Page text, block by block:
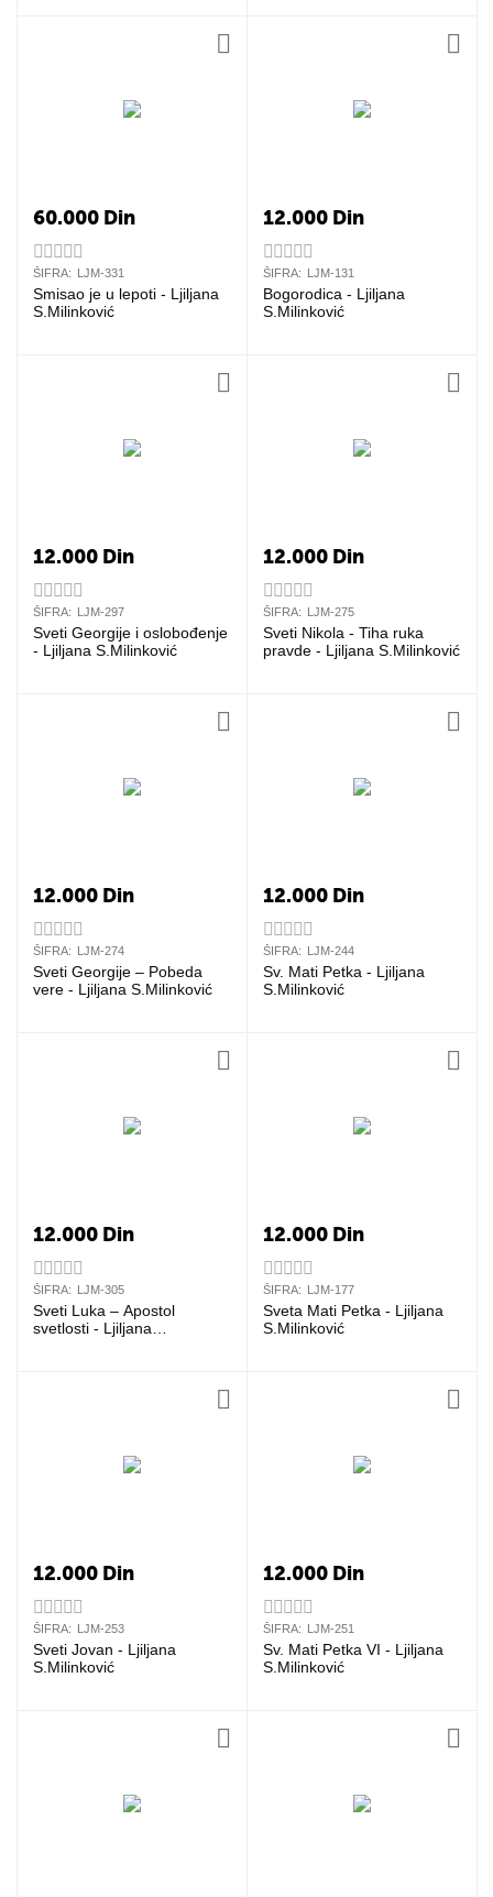
60.000 Din
ŠIFRA: LJM-331
Smisao je u lepoti - Ljiljana
S.Milinković
12.000 Din
ŠIFRA: LJM-131
Bogorodica - Ljiljana
S.Milinković
12.000 Din
ŠIFRA: LJM-297
Sveti Georgije i oslobođenje
- Ljiljana S.Milinković
12.000 Din
ŠIFRA: LJM-275
Sveti Nikola - Tiha ruka
pravde - Ljiljana S.Milinković
12.000 Din
ŠIFRA: LJM-274
Sveti Georgije – Pobeda
vere - Ljiljana S.Milinković
12.000 Din
ŠIFRA: LJM-244
Sv. Mati Petka - Ljiljana
S.Milinković
12.000 Din
ŠIFRA: LJM-305
Sveti Luka – Apostol
svetlosti - Ljiljana
12.000 Din
ŠIFRA: LJM-177
Sveta Mati Petka - Ljiljana
S.Milinković
12.000 Din
ŠIFRA: LJM-253
Sveti Jovan - Ljiljana
S.Milinković
12.000 Din
ŠIFRA: LJM-251
Sv. Mati Petka VI - Ljiljana
S.Milinković